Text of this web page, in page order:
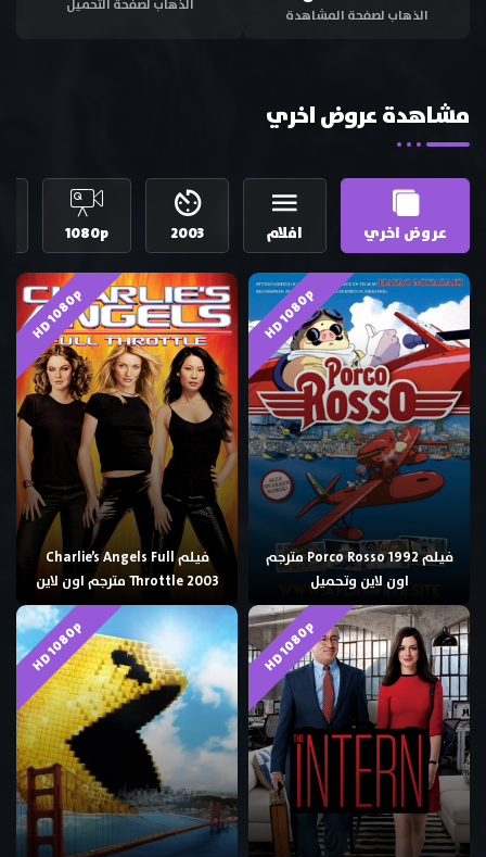
الذهاب لصفحة المشاهدة
الذهاب لصفحة التحميل
مشاهدة عروض اخري
عروض اخري افلام 2003
1080p
HD 1080p
فيلم Porco Rosso 1992 مترجم
اون لاين وتحميل
HD 1080p
فيلم Charlie’s Angels Full
Throttle 2003 مترجم اون لاين
HD 1080p
HD 1080p